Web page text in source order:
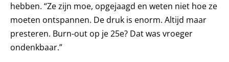
hebben. “Ze zijn moe, opgejaagd en weten niet hoe ze
moeten ontspannen. De druk is enorm. Altijd maar
presteren. Burn-out op je 25e? Dat was vroeger
ondenkbaar.”